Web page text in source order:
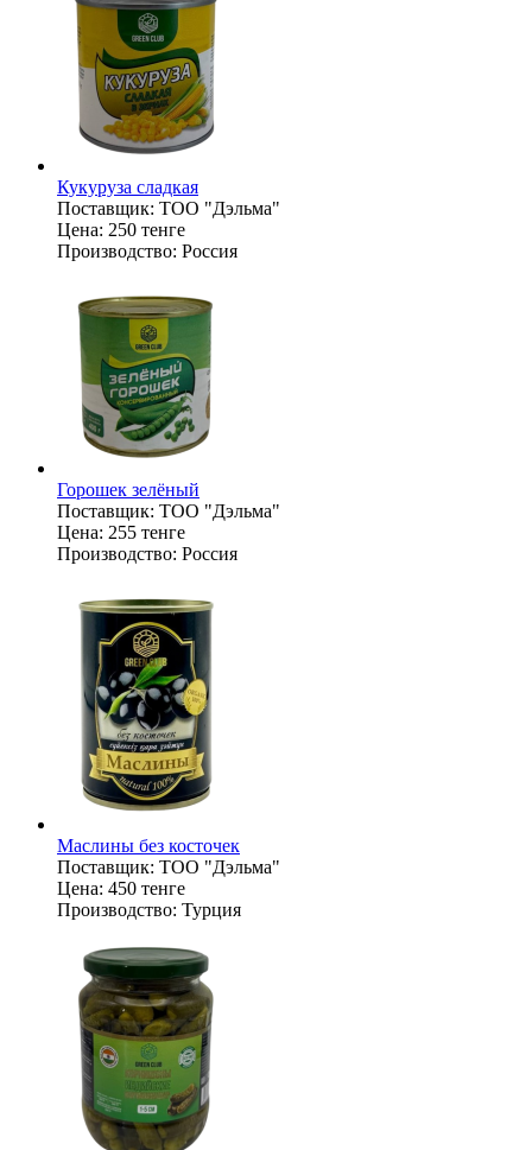
Кукуруза сладкая
Поставщик: ТОО "Дэльма"
Цена: 250 тенге
Производство: Россия
Горошек зелёный
Поставщик: ТОО "Дэльма"
Цена: 255 тенге
Производство: Россия
Маслины без косточек
Поставщик: ТОО "Дэльма"
Цена: 450 тенге
Производство: Турция